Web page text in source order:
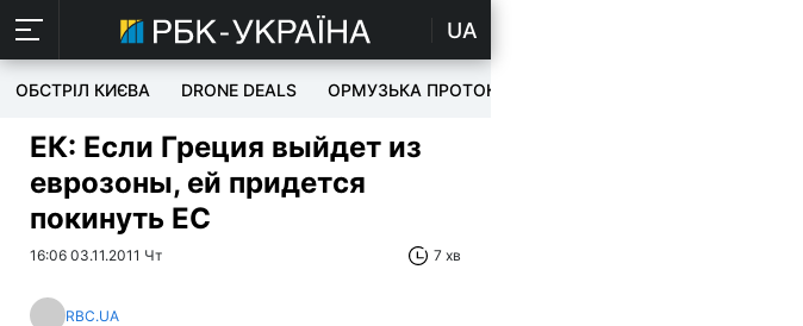
UA
ОБСТРІЛ КИЄВА DRONE DEALS ОРМУЗЬКА ПРОТОКА
ЕК: Если Греция выйдет из
еврозоны, ей придется
покинуть ЕС
16:06 03.11.2011 Чт 7 хв
RBC.UA